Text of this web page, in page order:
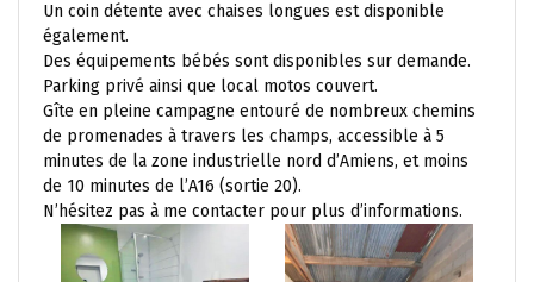
Un coin détente avec chaises longues est disponible
également.
Des équipements bébés sont disponibles sur demande.
Parking privé ainsi que local motos couvert.
Gîte en pleine campagne entouré de nombreux chemins
de promenades à travers les champs, accessible à 5
minutes de la zone industrielle nord d’Amiens, et moins
de 10 minutes de l’A16 (sortie 20).
N’hésitez pas à me contacter pour plus d’informations.